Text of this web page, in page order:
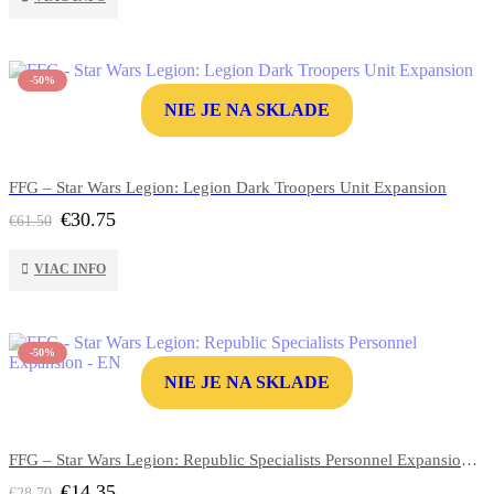
€14.40.€7.20.
-50%
NIE JE NA SKLADE
FFG – Star Wars Legion: Legion Dark Troopers Unit Expansion
€61.50 Pôvodná
bola:
€61.50.
€30.75Aktuálna
VIAC INFO
-50%
NIE JE NA SKLADE
FFG – Star Wars Legion: Republic Specialists Personnel Expansion – EN